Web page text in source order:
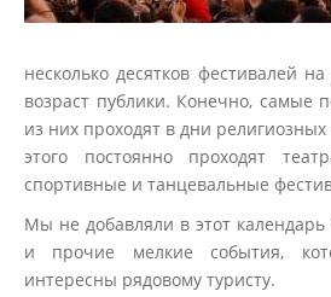
несколько десятков фестивалей
возраст публики. Конечно, самые
из них проходят в дни
этого постоянно проходят
спортивные и танцевальные
Мы не добавляли в этот
и прочие мелкие события,
интересны рядовому туристу.